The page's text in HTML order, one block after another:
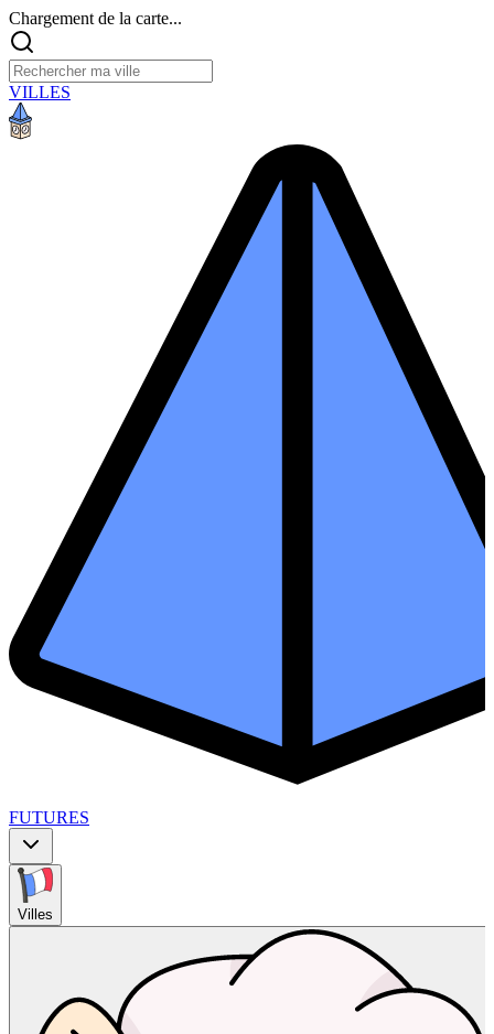
Chargement de la carte...
VILLES
FUTURES
Villes